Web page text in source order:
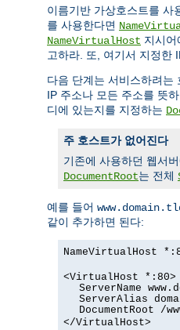
이름기반 가상호스트를 사
를 사용한다면
NameVirtualHost 지시
고하라. 또, 여기서 지정한
다음 단계는 서비스하려는
IP 주소나 모든 주소를 뜻
디에 있는지를 지정하는
주 호스트가 없어진다
기존에 사용하던 웹서
DocumentRoot는 전체
예를 들어
같이 추가하면 된다:
NameVirtualHost
<VirtualHost *:80>
ServerName
ServerAlias
DocumentRoot /
</VirtualHost>